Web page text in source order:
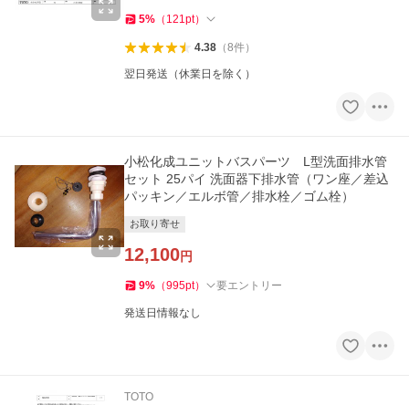
5% （ 121pt）
4.38（8件）
翌日発送（休業日を除く）
小松化成ユニットバスパーツ L型洗面排水管
セット 25パイ 洗面器下排水管（ワン座／差込
パッキン／エルボ管／排水栓／ゴム栓）
お取り寄せ
12,100円
9% （995pt） 要エントリー
発送日情報なし
TOTO